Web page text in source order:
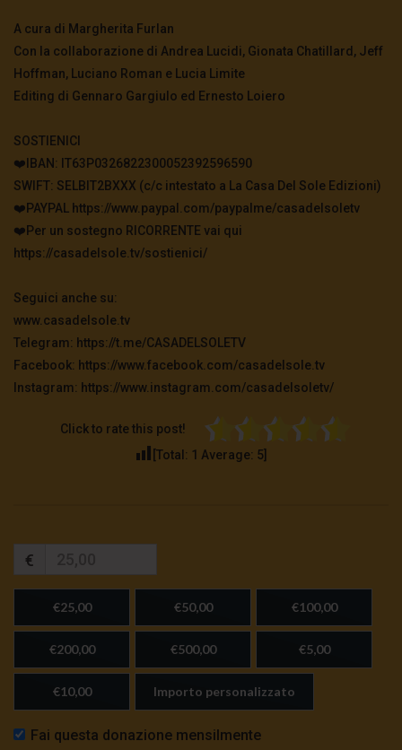
A cura di Margherita Furlan
Con la collaborazione di Andrea Lucidi, Gionata Chatillard, Jeff
Hoffman, Luciano Roman e Lucia Limite
Editing di Gennaro Gargiulo ed Ernesto Loiero
SOSTIENICI
❤️IBAN: IT63P0326822300052392596590
SWIFT: SELBIT2BXXX (c/c intestato a La Casa Del Sole Edizioni)
❤️PAYPAL https://www.paypal.com/paypalme/casadelsoletv
❤️Per un sostegno RICORRENTE vai qui
https://casadelsole.tv/sostienici/
Seguici anche su:
www.casadelsole.tv
Telegram: https://t.me/CASADELSOLETV
Facebook: https://www.facebook.com/casadelsole.tv
Instagram: https://www.instagram.com/casadelsoletv/
Click to rate this post!
[Total: 1 Average: 5
€
€25,00 €50,00 €100,00
€200,00 €500,00 €5,00
€10,00 Importo personalizzato
Fai questa donazione mensilmente